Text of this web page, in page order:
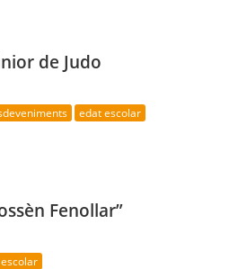
de Judo
edat escolar
Fenollar”